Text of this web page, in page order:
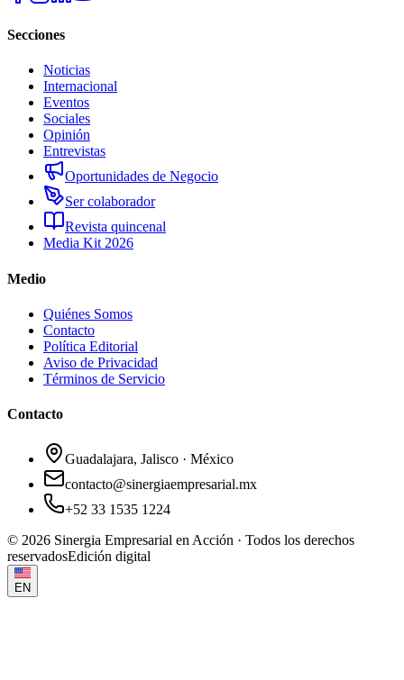
Secciones
Noticias
Internacional
Eventos
Sociales
Opinión
Entrevistas
Oportunidades de Negocio
Ser colaborador
Revista quincenal
Media Kit 2026
Medio
Quiénes Somos
Contacto
Política Editorial
Aviso de Privacidad
Términos de Servicio
Contacto
Guadalajara, Jalisco · México
contacto@sinergiaempresarial.mx
+52 33 1535 1224
© 2026 Sinergia Empresarial en Acción · Todos los derechos
reservadosEdición digital
EN